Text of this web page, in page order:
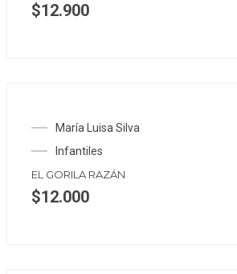
$12.900
María Luisa Silva
Infantiles
EL GORILA RAZÁN
$12.000